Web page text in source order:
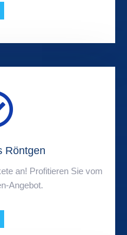
Röntgen
an! Profitieren Sie vom
Angebot.